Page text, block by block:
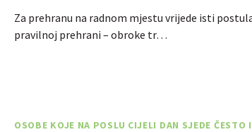
Za prehranu na radnom mjestu vrijede isti
pravilnoj prehrani – obroke tr…
OSOBE KOJE NA POSLU CIJELI DAN SJEDE